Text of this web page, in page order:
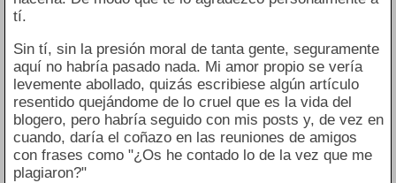
tí.
Sin tí, sin la presión moral de tanta gente, seguramente
aquí no habría pasado nada. Mi amor propio se vería
levemente abollado, quizás escribiese algún artículo
resentido quejándome de lo cruel que es la vida del
blogero, pero habría seguido con mis posts y, de vez en
cuando, daría el coñazo en las reuniones de amigos
con frases como "¿Os he contado lo de la vez que me
plagiaron?"